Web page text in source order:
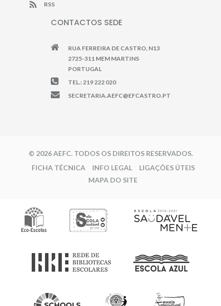
RSS
CONTACTOS SEDE
RUA FERREIRA DE CASTRO, N13
2725-311 MEM MARTINS
PORTUGAL
TEL.: 219 222 020
SECRETARIA.AEFC@EFCASTRO.PT
© 2026 AEFC. TODOS OS DIREITOS RESERVADOS.
FICHA TÉCNICA
INFO LEGAL
LIGAÇÕES ÚTEIS
MAPA DO SITE